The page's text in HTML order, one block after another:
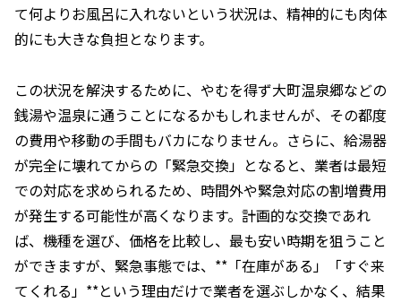
て何よりお風呂に入れないという状況は、精神的にも肉体
的にも大きな負担となります。
この状況を解決するために、やむを得ず大町温泉郷などの
銭湯や温泉に通うことになるかもしれませんが、その都度
の費用や移動の手間もバカになりません。さらに、給湯器
が完全に壊れてからの「緊急交換」となると、業者は最短
での対応を求められるため、時間外や緊急対応の割増費用
が発生する可能性が高くなります。計画的な交換であれ
ば、機種を選び、価格を比較し、最も安い時期を狙うこと
ができますが、緊急事態では、**「在庫がある」「すぐ来
てくれる」**という理由だけで業者を選ぶしかなく、結果